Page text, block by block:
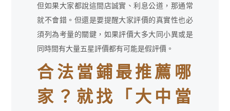
但如果大家都說這間店誠實、利息公道，那通常
就不會錯。但還是要提醒大家評價的真實性也必
須列為考量的關鍵，如果評價大多大同小異或是
同時間有大量五星評價都有可能是假評價。
合法當鋪最推薦哪
家？就找「大中當